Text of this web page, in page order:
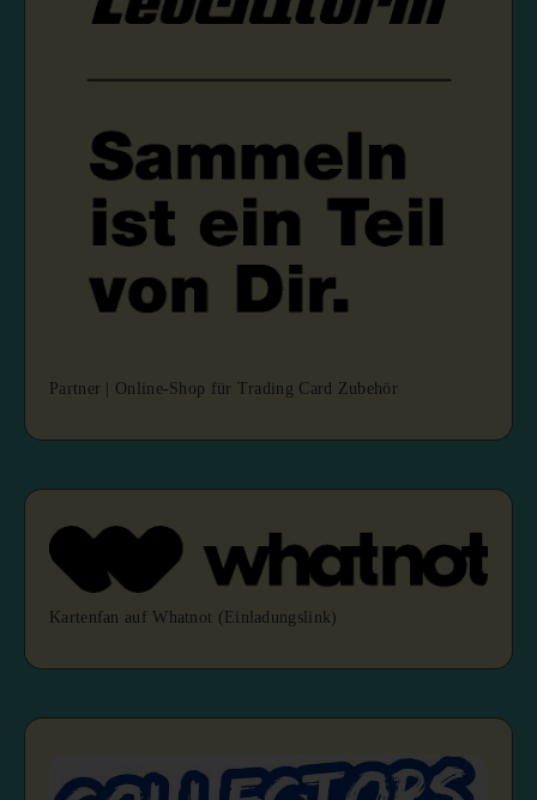
Partner | Online-Shop für Trading Card Zubehör
Kartenfan auf Whatnot (Einladungslink)